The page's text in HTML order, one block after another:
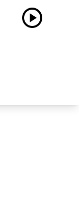
play_circle